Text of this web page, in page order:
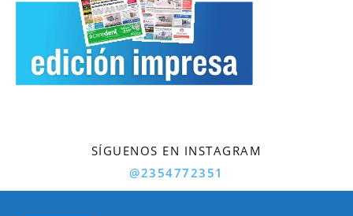
SÍGUENOS EN INSTAGRAM
@2354772351